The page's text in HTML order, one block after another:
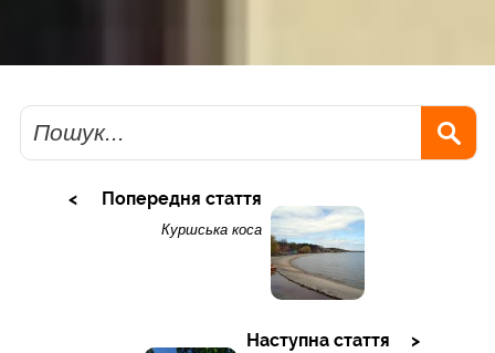
Пошук
Попередня стаття
Куршська коса
Наступна стаття